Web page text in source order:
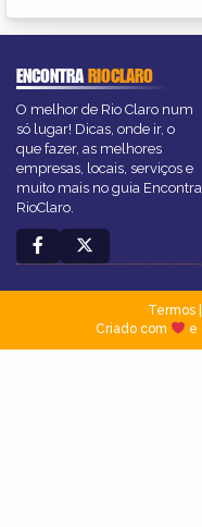
ENCONTRARIOCLARO
O melhor de Rio Claro num
só lugar! Dicas, onde ir, o
que fazer, as melhores
empresas, locais, serviços e
muito mais no guia Encontra
RioClaro.
Termos|
Criado com
e